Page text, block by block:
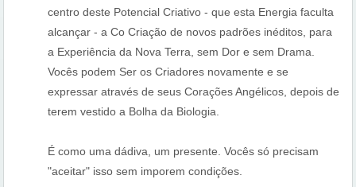
centro deste Potencial Criativo - que esta Energia faculta
alcançar - a Co Criação de novos padrões inéditos, para
a Experiência da Nova Terra, sem Dor e sem Drama.
Vocês podem Ser os Criadores novamente e se
expressar através de seus Corações Angélicos, depois de
terem vestido a Bolha da Biologia.
É como uma dádiva, um presente. Vocês só precisam
"aceitar" isso sem imporem condições.